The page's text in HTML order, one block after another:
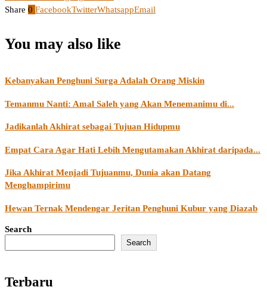
Share 0 FacebookTwitterWhatsappEmail
You may also like
Kebanyakan Penghuni Surga Adalah Orang Miskin
Temanmu Nanti: Amal Saleh yang Akan Menemanimu di...
Jadikanlah Akhirat sebagai Tujuan Hidupmu
Empat Cara Agar Hati Lebih Mengutamakan Akhirat daripada...
Jika Akhirat Menjadi Tujuanmu, Dunia akan Datang
Menghampirimu
Hewan Ternak Mendengar Jeritan Penghuni Kubur yang Diazab
Search
Search
Terbaru